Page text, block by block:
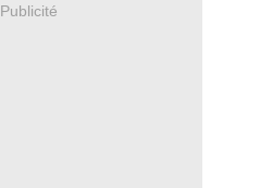
Publicité